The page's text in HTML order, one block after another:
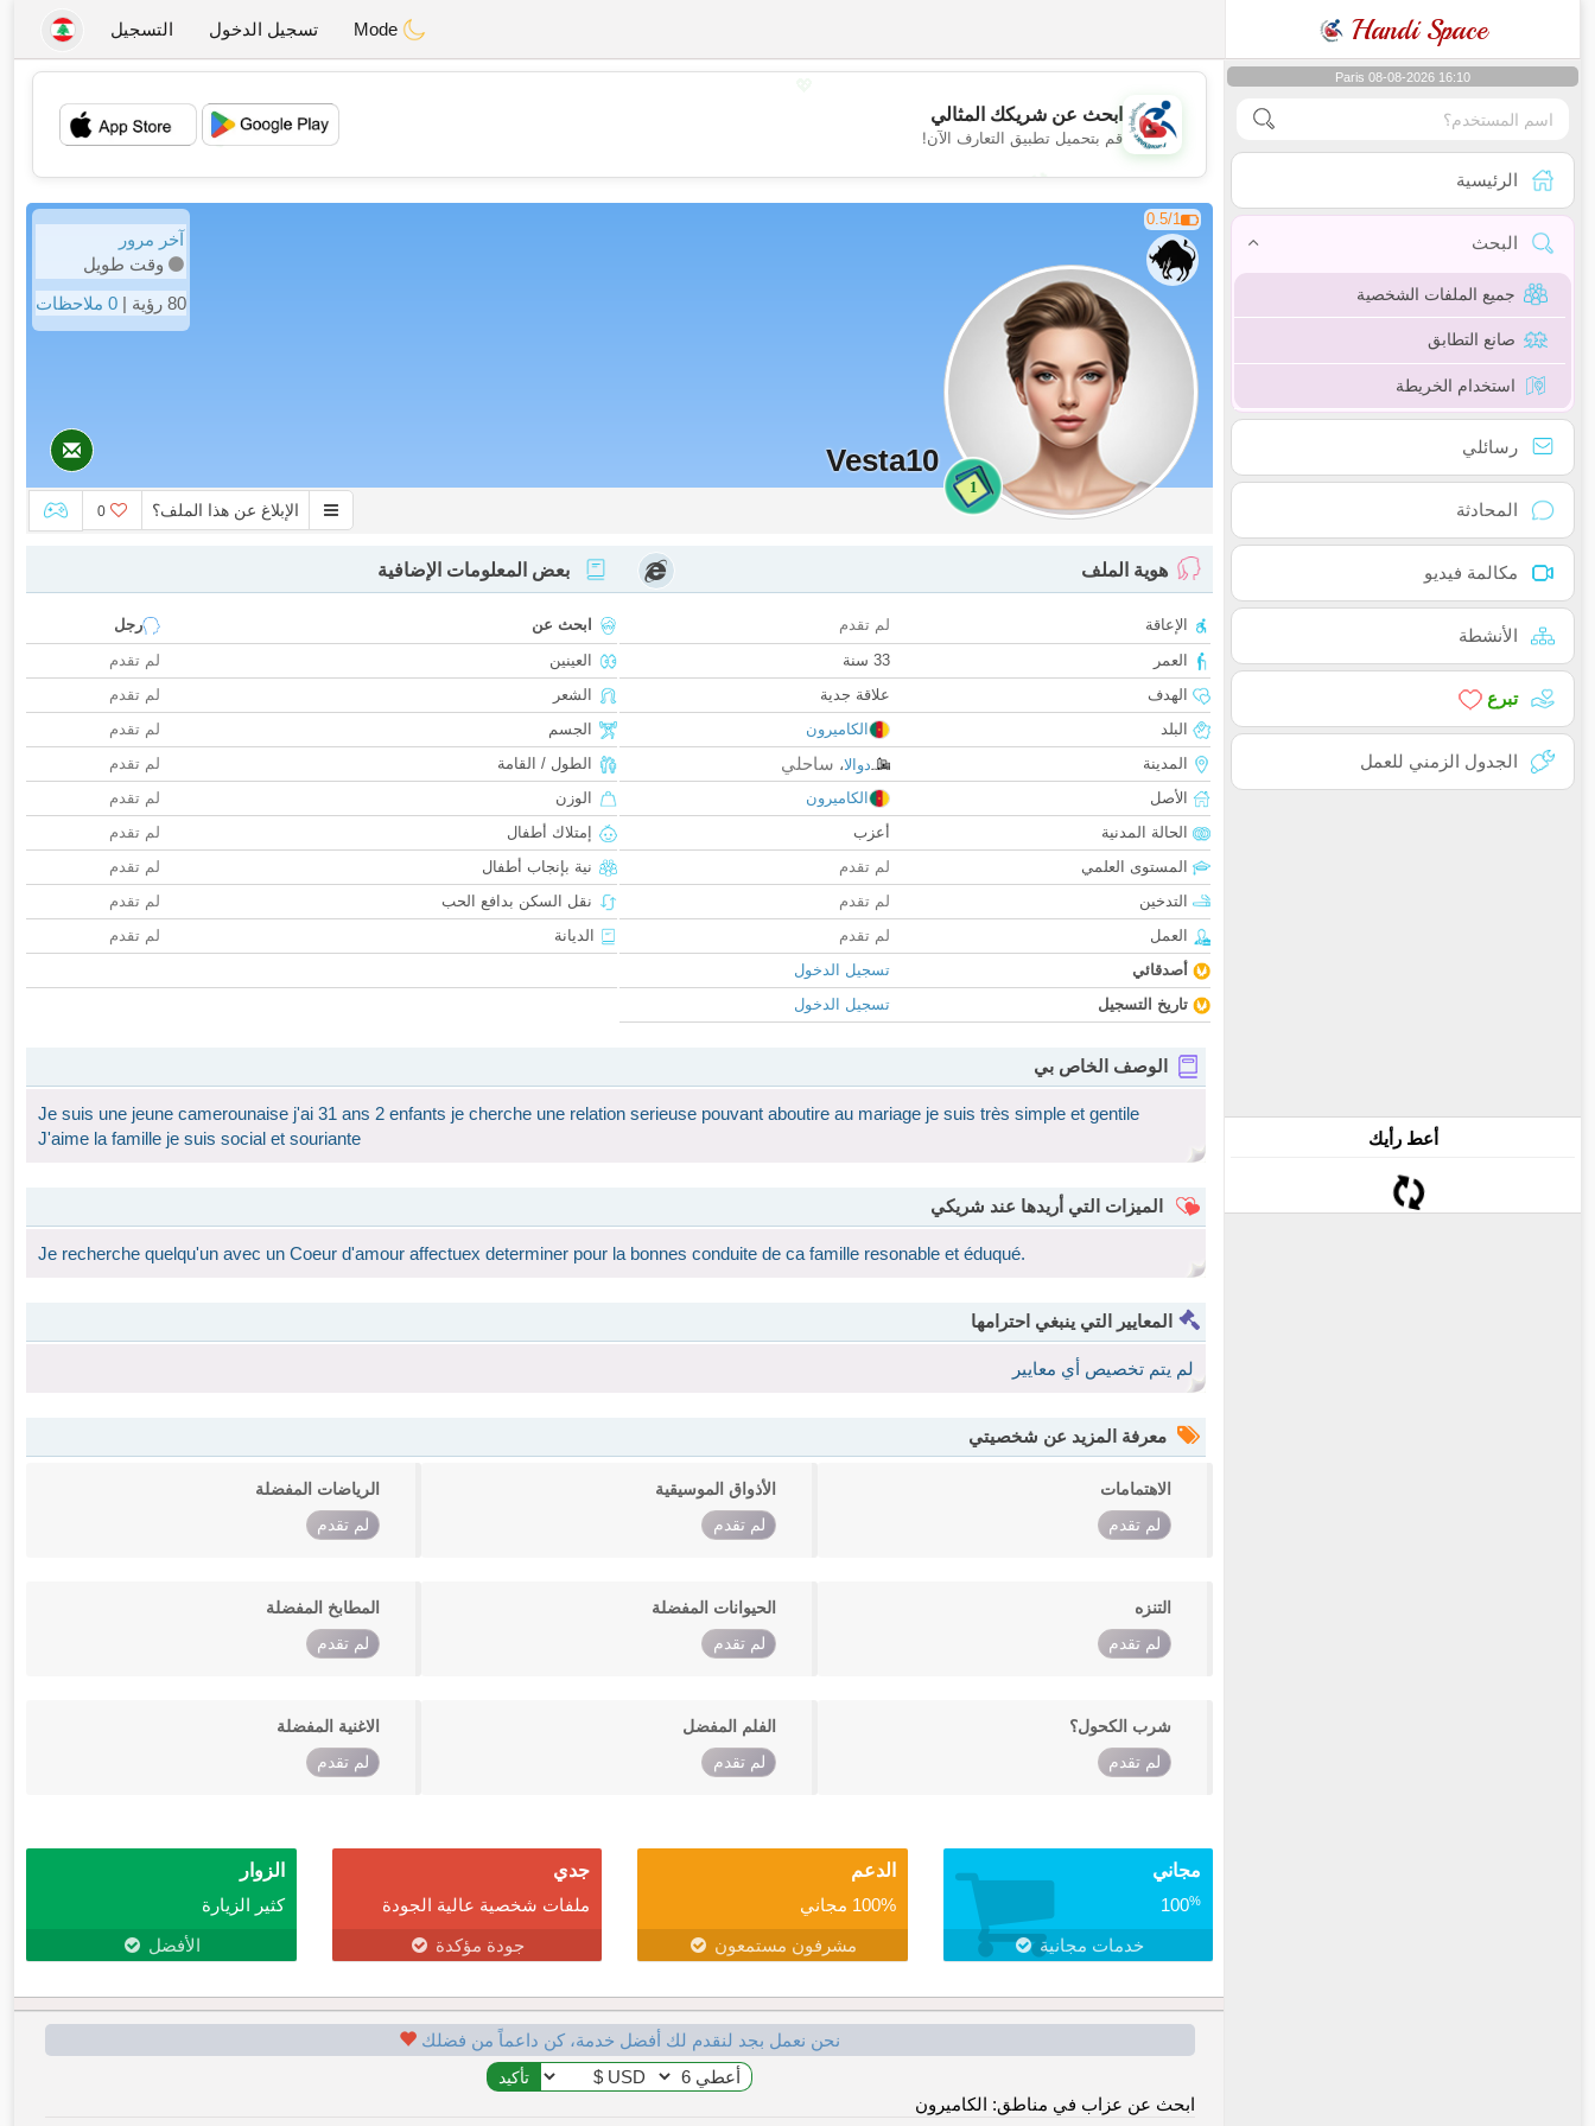
Handi Space تسجيل الدخول التسجيل
Paris 08-08-2026 16:10
الرئيسية
البحث
جميع الملفات الشخصية
صانع التطابق
استخدام الخريطة
رسائلي
المحادثة
مكالمة فيديو
الأنشطة
تبرع
الجدول الزمني للعمل
أعط رأيك
💖
💕
ابحث عن شريكك المثالي
قم بتحميل تطبيق التعارف الآن!
0.5/1
1
Vesta10
آخر مرور
وقت طويل
80 رؤية |
0 ملاحظات
الإبلاغ عن هذا الملف؟ 0
هوية الملف
الإعاقة
لم تقدم
العمر
33 سنة
الهدف
علاقة جدية
البلد
الكاميرون
المدينة
دوالا، ساحلي
الأصل
الكاميرون
الحالة المدنية
أعزب
المستوى العلمي
لم تقدم
التدخين
لم تقدم
العمل
لم تقدم
أصدقائي
تسجيل الدخول
تاريخ التسجيل
تسجيل الدخول
بعض المعلومات الإضافية
ابحث عن
رجل
العينين
لم تقدم
الشعر
لم تقدم
الجسم
لم تقدم
الطول / القامة
لم تقدم
الوزن
لم تقدم
إمتلاك أطفال
لم تقدم
نية بإنجاب أطفال
لم تقدم
نقل السكن بدافع الحب
لم تقدم
الديانة
لم تقدم
الوصف الخاص بي
Je suis une jeune camerounaise j'ai 31 ans 2 enfants je cherche une relation serieuse pouvant aboutire au mariage je suis très simple et gentile
J'aime la famille je suis social et souriante
الميزات التي أريدها عند شريكي
Je recherche quelqu'un avec un Coeur d'amour affectuex determiner pour la bonnes conduite de ca famille resonable et éduqué.
المعايير التي ينبغي احترامها
لم يتم تخصيص أي معايير
معرفة المزيد عن شخصيتي
الاهتمامات
لم تقدم
الأذواق الموسيقية
لم تقدم
الرياضات المفضلة
لم تقدم
التنزه
لم تقدم
الحيوانات المفضلة
لم تقدم
المطابخ المفضلة
لم تقدم
شرب الكحول؟
لم تقدم
الفلم المفضل
لم تقدم
الاغنية المفضلة
لم تقدم
مجاني
100%
خدمات مجانية
الدعم
100% مجاني
مشرفون مستمعون
جدي
ملفات شخصية عالية الجودة
جودة مؤكدة
الزوار
كثير الزيارة
الأفضل
نحن نعمل بجد لنقدم لك أفضل خدمة، كن داعماً من فضلك
ابحث عن عزاب في مناطق: الكاميرون